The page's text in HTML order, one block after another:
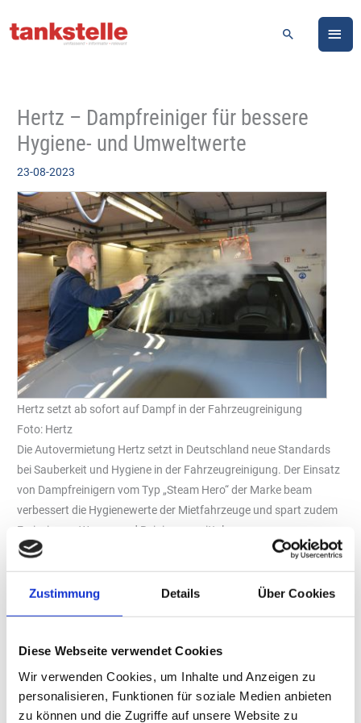
Zustimmung Details Über Cookies
Diese Webseite verwendet Cookies
Wir verwenden Cookies, um Inhalte und Anzeigen zu
personalisieren, Funktionen für soziale Medien anbieten
zu können und die Zugriffe auf unsere Website zu
Inhalt
Suchen
Hertz – Dampfreiniger für bessere
Hygiene- und Umweltwerte
23-08-2023
Hertz setzt ab sofort auf Dampf in der Fahrzeugreinigung
Foto: Hertz
Die Autovermietung Hertz setzt in Deutschland neue Standards
bei Sauberkeit und Hygiene in der Fahrzeugreinigung. Der Einsatz
von Dampfreinigern vom Typ „Steam Hero“ der Marke beam
verbessert die Hygienewerte der Mietfahrzeuge und spart zudem
Emissionen, Wasser und Reinigungsmittel.
„Mit dem Einsatz von Dampf werden wir den Ansprüchen unserer
Kundinnen und Kunden an Hygiene und Sauberkeit gerecht, die in
den vergangenen Jahren der Pandemie merklich gestiegen sind.
Gleichzeitig verringern wir dadurch die Abwassermenge, senken
Mengen“, sagt René Schmenger, Network Manager bei Hertz
Deutschland.
Hertz setzt die „Steam Heros“ von beam jetzt insbesondere an